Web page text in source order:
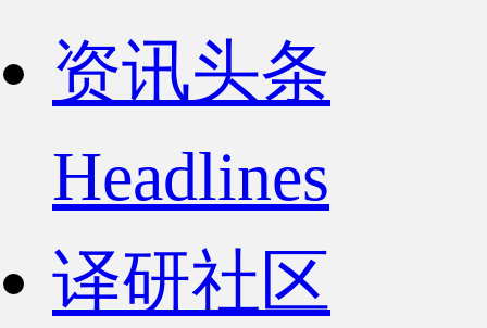
资讯头条
Headlines
译研社区